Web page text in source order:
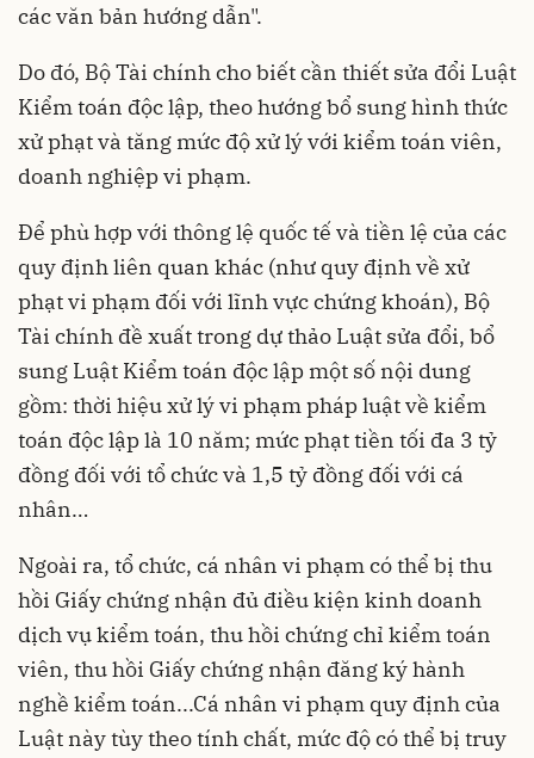
các văn bản hướng dẫn".
Do đó, Bộ Tài chính cho biết cần thiết sửa đổi Luật
Kiểm toán độc lập, theo hướng bổ sung hình thức
xử phạt và tăng mức độ xử lý với kiểm toán viên,
doanh nghiệp vi phạm.
Để phù hợp với thông lệ quốc tế và tiền lệ của các
quy định liên quan khác (như quy định về xử
phạt vi phạm đối với lĩnh vực chứng khoán), Bộ
Tài chính đề xuất trong dự thảo Luật sửa đổi, bổ
sung Luật Kiểm toán độc lập một số nội dung
gồm: thời hiệu xử lý vi phạm pháp luật về kiểm
toán độc lập là 10 năm; mức phạt tiền tối đa 3 tỷ
đồng đối với tổ chức và 1,5 tỷ đồng đối với cá
nhân…
Ngoài ra, tổ chức, cá nhân vi phạm có thể bị thu
hồi Giấy chứng nhận đủ điều kiện kinh doanh
dịch vụ kiểm toán, thu hồi chứng chỉ kiểm toán
viên, thu hồi Giấy chứng nhận đăng ký hành
nghề kiểm toán...Cá nhân vi phạm quy định của
Luật này tùy theo tính chất, mức độ có thể bị truy